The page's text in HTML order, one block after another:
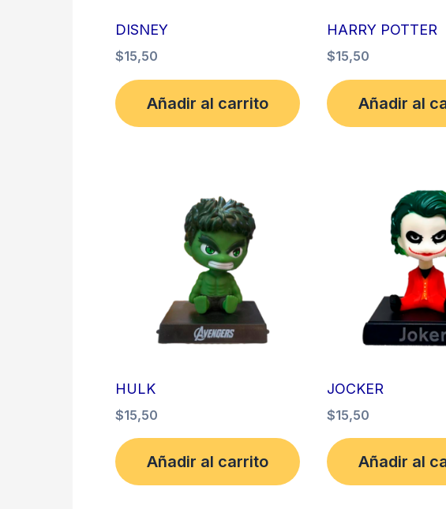
DISNEY
$15,50
Añadir al carrito
HARRY POTTER
$15,50
Añadir al
HULK
$15,50
Añadir al carrito
JOCKER
$15,50
Añadir al